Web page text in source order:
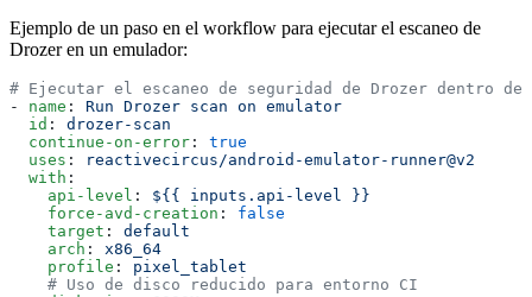
Ejemplo de un paso en el workflow para ejecutar el escaneo de
Drozer en un emulador:
# Ejecutar el escaneo de seguridad de Drozer dentro de
- name : Run Drozer scan on emulator
  id
: drozer-scan
  continue-on-error
: true
  uses
:
reactivecircus/android-emulator-runner@v2
  with
:
    api-level
: ${{ inputs.api-level }}
    force-avd-creation
: false
    target
: default
    arch
: x86_64
    profile
: pixel_tablet
    # Uso de disco reducido para entorno CI